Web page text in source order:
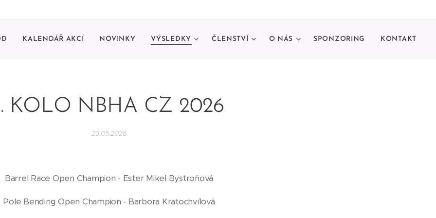
KALENDÁŘ AKCÍ NOVINKY VÝSLEDKY ČLENSTVÍ O NÁS SPONZORING KONTAKT
KOLO NBHA CZ 2026
23.05.2026
Barrel Race Open Champion - Ester Mikel Bystroňová
Pole Bending Open Champion - Barbora Kratochvílová